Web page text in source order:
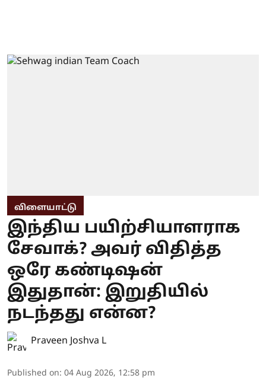
விளையாட்டு
இந்திய பயிற்சியாளராக
சேவாக்? அவர் விதித்த
ஒரே கண்டிஷன்
இதுதான்: இறுதியில்
நடந்தது என்ன?
Praveen Joshva L
Published on: 04 Aug 2026, 12:58 pm